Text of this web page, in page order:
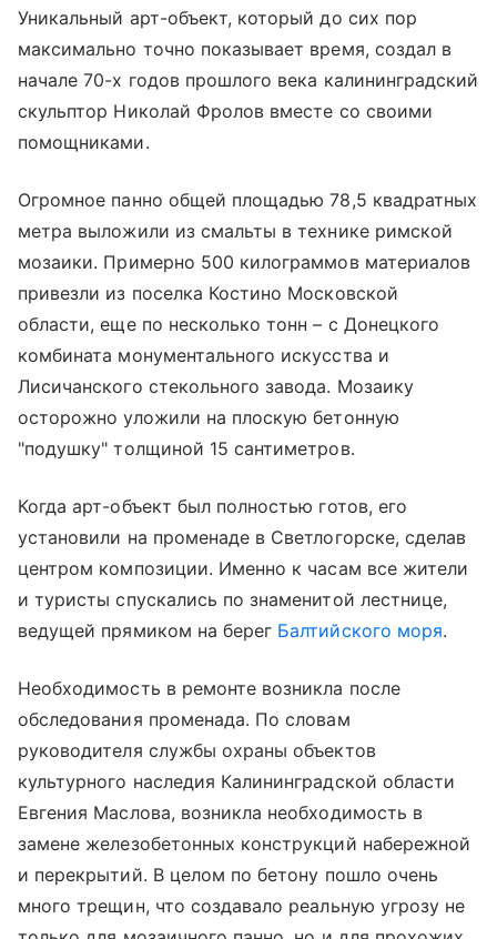
Уникальный арт-объект, который до сих пор
максимально точно показывает время, создал в
начале 70-х годов прошлого века калининградский
скульптор Николай Фролов вместе со своими
помощниками.
Огромное панно общей площадью 78,5 квадратных
метра выложили из смальты в технике римской
мозаики. Примерно 500 килограммов материалов
привезли из поселка Костино Московской
области, еще по несколько тонн – с Донецкого
комбината монументального искусства и
Лисичанского стекольного завода. Мозаику
осторожно уложили на плоскую бетонную
"подушку" толщиной 15 сантиметров.
Когда арт-объект был полностью готов, его
установили на променаде в Светлогорске, сделав
центром композиции. Именно к часам все жители
и туристы спускались по знаменитой лестнице,
ведущей прямиком на берег Балтийского моря.
Необходимость в ремонте возникла после
обследования променада. По словам
руководителя службы охраны объектов
культурного наследия Калининградской области
Евгения Маслова, возникла необходимость в
замене железобетонных конструкций набережной
и перекрытий. В целом по бетону пошло очень
много трещин, что создавало реальную угрозу не